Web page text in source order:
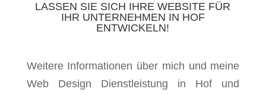
LASSEN SIE SICH IHRE WEBSITE FÜR
IHR UNTERNEHMEN IN HOF
ENTWICKELN!
Weitere Informationen über mich und meine
Web Design Dienstleistung in Hof und